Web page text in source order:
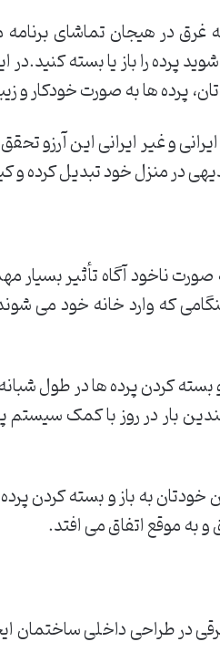
در هیجان تماشای
پرده را باز یا بسته
پرده ها به صورت خودکار و
و غیر ایرانی این آرزو
در منزل خود تبدیل کرده
ناخود آگاه تأثیر بسیار
که وارد خانه خود می
و بسته کردن پرده ها در طول
بار در روز با کمک
خودتان به باز و بسته کردن
به موقع اتفاق می افتد.
در طراحی داخلی ساختمان